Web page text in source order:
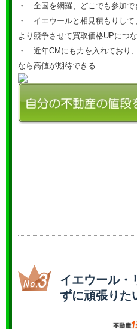
・ 全国を網羅、どこでも参加で
・ イエウールと相見積もりして
より競争させて買取価格UPにつ
・ 近年CMにも力を入れており
なら高値が期待できる
イエウール・
ずに頑張りた